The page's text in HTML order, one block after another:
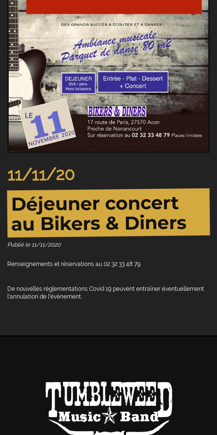
11/11/20
Déjeuner concert
au Bikers & Diners
Publié le 11/11/2020
Renseignements et réservations au 02 32 33 48 79
De nouvelles réglementations Covid 19 peuvent entraîner éventuellement
l'annulation de l'événement.